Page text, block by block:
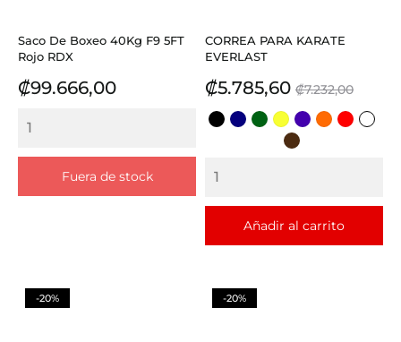
Saco De Boxeo 40Kg F9 5FT
Rojo RDX
Precio
₡99.666,00
Fuera de stock
CORREA PARA KARATE
EVERLAST
Precio
₡5.785,60 Precio
base
₡7.232,00
NEGRO
AZULVERDE
OSCURO
AMARILLO
MORADO
NARANJA
ROJO
CAFE
Añadir al carrito
-20% -20%